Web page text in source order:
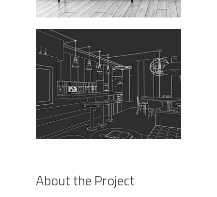
About the Project